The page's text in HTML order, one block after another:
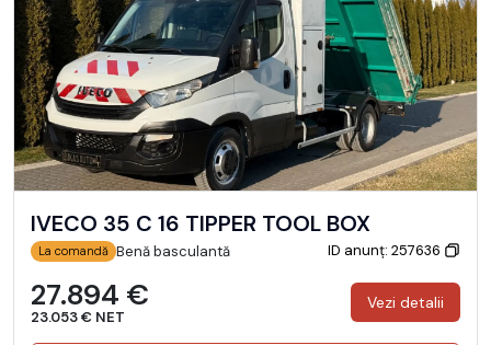
IVECO 35 C 16 TIPPER TOOL BOX
La comandă Benă basculantă ID anunț: 257636
27.894 €
23.053 € NET
Vezi detalii